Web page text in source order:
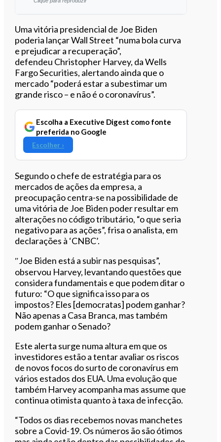
Ouvir este artigo
Uma vitória presidencial de Joe Biden
poderia lançar Wall Street “numa bola curva
e prejudicar a recuperação”,
defendeu Christopher Harvey, da Wells
Fargo Securities, alertando ainda que o
mercado “poderá estar a subestimar um
grande risco – e não é o coronavírus”.
Escolha a Executive Digest como fonte
preferida no Google
Escolher ›
Segundo o chefe de estratégia para os
mercados de ações da empresa, a
preocupação centra-se na possibilidade de
uma vitória de Joe Biden poder resultar em
alterações no código tributário, “o que seria
negativo para as ações”, frisa o analista, em
declarações à ‘CNBC’.
″Joe Biden está a subir nas pesquisas”,
observou Harvey, levantando questões que
considera fundamentais e que podem ditar o
futuro: “O que significa isso para os
impostos? Eles [democratas] podem ganhar?
Não apenas a Casa Branca, mas também
podem ganhar o Senado?
Este alerta surge numa altura em que os
investidores estão a tentar avaliar os riscos
de novos focos do surto de coronavírus em
vários estados dos EUA. Uma evolução que
também Harvey acompanha mas assume que
continua otimista quanto à taxa de infecção.
“Todos os dias recebemos novas manchetes
sobre a Covid-19. Os números ão são ótimos